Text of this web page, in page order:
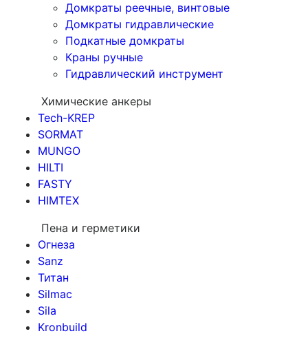
Домкраты реечные, винтовые
Домкраты гидравлические
Подкатные домкраты
Краны ручные
Гидравлический инструмент
Химические анкеры
Tech-KREP
SORMAT
MUNGO
HILTI
FASTY
HIMTEX
Пена и герметики
Огнеза
Sanz
Титан
Silmac
Sila
Kronbuild